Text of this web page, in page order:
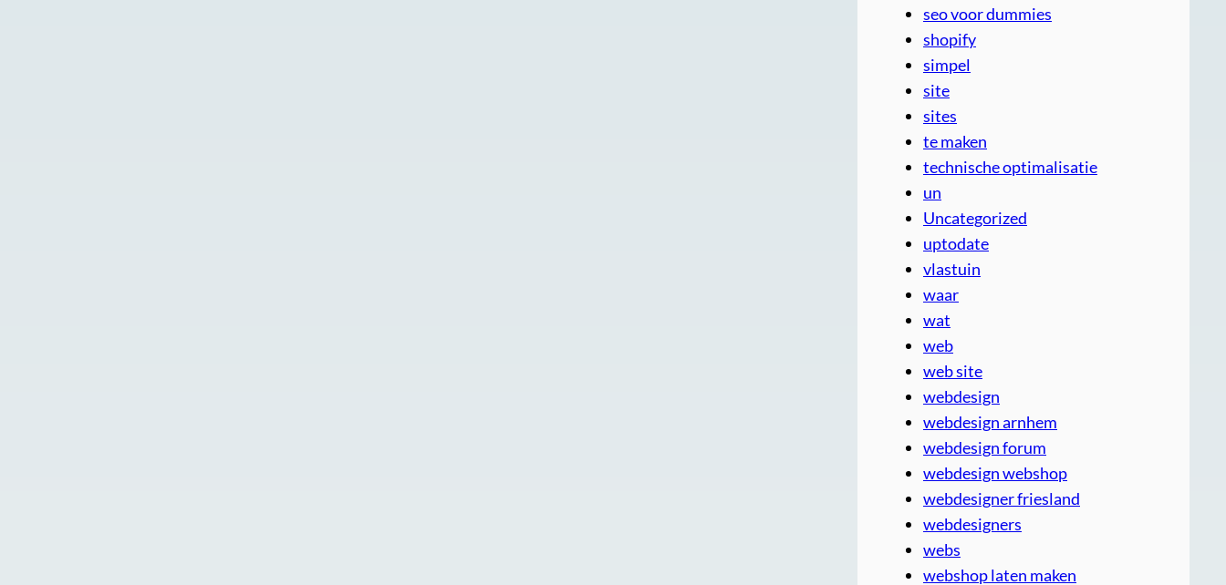
seo voor dummies
shopify
simpel
site
sites
te maken
technische optimalisatie
un
Uncategorized
uptodate
vlastuin
waar
wat
web
web site
webdesign
webdesign arnhem
webdesign forum
webdesign webshop
webdesigner friesland
webdesigners
webs
webshop laten maken